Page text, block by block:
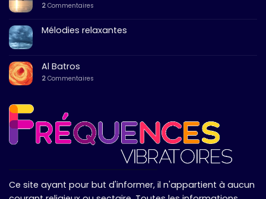
2 Commentaires
Mélodies relaxantes
Al Batros
2 Commentaires
Ce site ayant pour but d'informer, il n'appartient à aucun